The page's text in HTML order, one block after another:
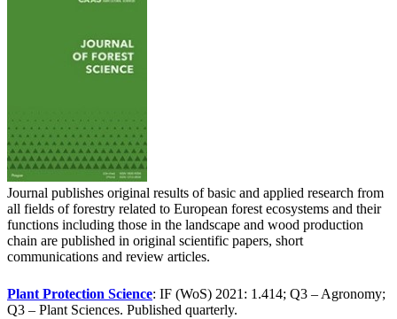
Journal publishes original results of basic and applied research from
all fields of forestry related to European forest ecosystems and their
functions including those in the landscape and wood production
chain are published in original scientific papers, short
communications and review articles.
Plant Protection Science: IF (WoS) 2021: 1.414; Q3 – Agronomy;
Q3 – Plant Sciences. Published quarterly.